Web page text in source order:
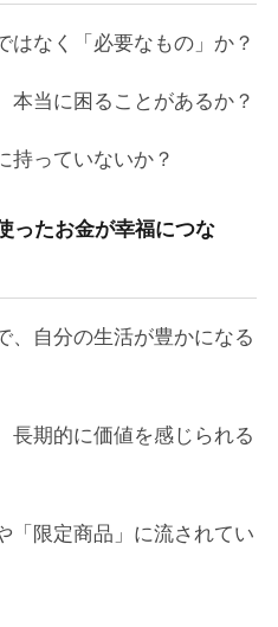
なく「必要なもの」か？
当に困ることがあるか？
持っていないか？
ったお金が幸福につな
自分の生活が豊かになる
期的に価値を感じられる
限定商品」に流されてい